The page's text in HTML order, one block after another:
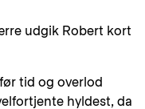
udgik Robert kort
tid og overlod
hyldest, da